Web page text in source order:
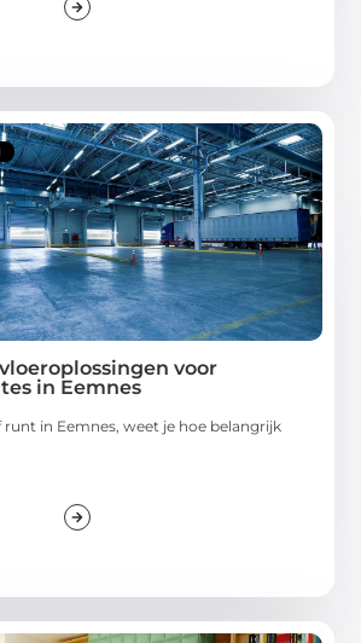
voor
in Eemnes
runt in Eemnes, weet je hoe belangrijk